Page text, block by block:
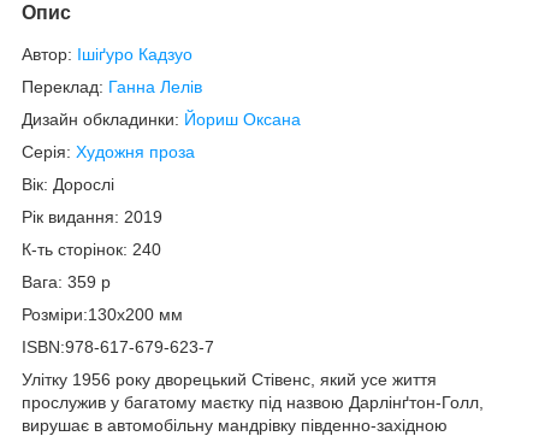
Опис
Автор: Ішіґуро Кадзуо
Переклад: Ганна Лелів
Дизайн обкладинки: Йориш Оксана
Серія: Художня проза
Вік: Дорослі
Рік видання: 2019
К-ть сторінок: 240
Вага: 359 р
Розміри:130x200 мм
ISBN:978-617-679-623-7
Улітку 1956 року дворецький Стівенс, який усе життя
прослужив у багатому маєтку під назвою Дарлінґтон-Голл,
вирушає в автомобільну мандрівку південно-західною